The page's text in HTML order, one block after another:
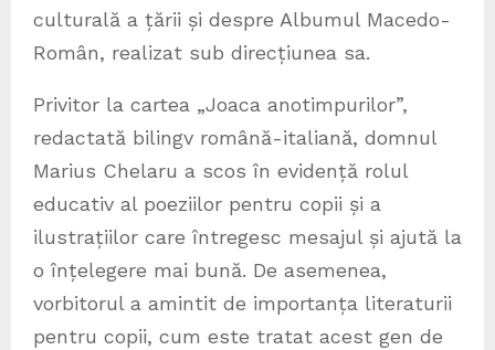
culturală a țării și despre Albumul Macedo-
Român, realizat sub direcțiunea sa.
Privitor la cartea „Joaca anotimpurilor”,
redactată bilingv română-italiană, domnul
Marius Chelaru a scos în evidență rolul
educativ al poeziilor pentru copii și a
ilustrațiilor care întregesc mesajul și ajută la
o înțelegere mai bună. De asemenea,
vorbitorul a amintit de importanța literaturii
pentru copii, cum este tratat acest gen de